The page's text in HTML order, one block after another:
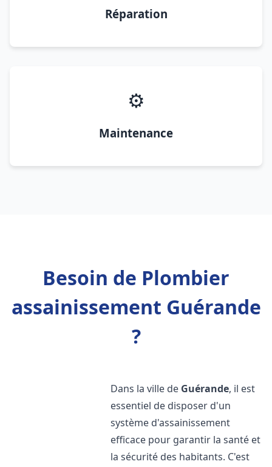
Réparation
⚙️
Maintenance
Besoin de Plombier
assainissement Guérande
?
Dans la ville de Guérande, il est
essentiel de disposer d'un
système d'assainissement
efficace pour garantir la santé et
la sécurité des habitants. C'est